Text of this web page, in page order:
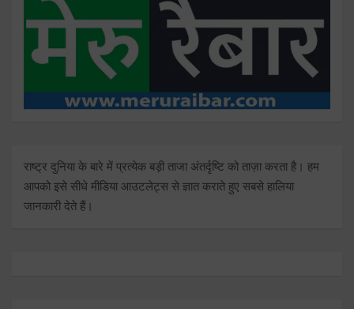
राष्ट्र दुनिया के बारे में प्रत्येक बड़ी ताजा अंतर्दृष्टि को ताज़ा करता है। हम
आपको इसे सीधे मीडिया आउटलेट्स से ज्ञात कराते हुए सबसे हालिया
जानकारी देते हैं।